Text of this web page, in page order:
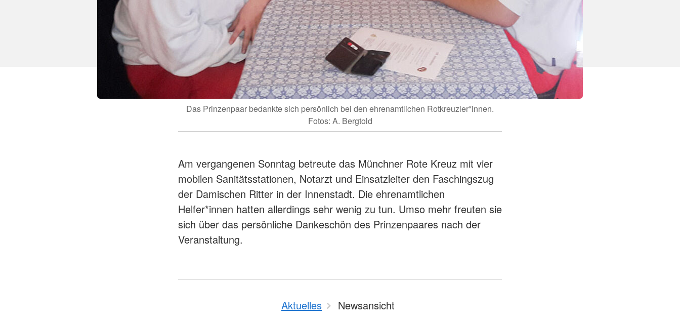
Das Prinzenpaar bedankte sich persönlich bei den ehrenamtlichen Rotkreuzler*innen.
Fotos: A. Bergtold
Am vergangenen Sonntag betreute das Münchner Rote Kreuz mit vier
mobilen Sanitätsstationen, Notarzt und Einsatzleiter den Faschingszug
der Damischen Ritter in der Innenstadt. Die ehrenamtlichen
Helfer*innen hatten allerdings sehr wenig zu tun. Umso mehr freuten sie
sich über das persönliche Dankeschön des Prinzenpaares nach der
Veranstaltung.
Aktuelles Newsansicht